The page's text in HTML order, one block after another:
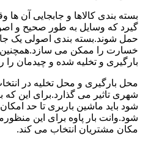
بسته بندی کالاها و جابجایی
گیرد که وسایل به طور صحیح و
حمل شوند.بسته بندی اصولی یک
خسارت را ممکن می
بارگیری و تخلیه شده و چیدمان
محل بارگیری و محل تخلیه در
شهری تاثیر می گذارد.برای این که
شود باید ماشین باربری تا حد
شود.وانت بار پاوه برای این
مکان مشتریان انتخاب می کند.